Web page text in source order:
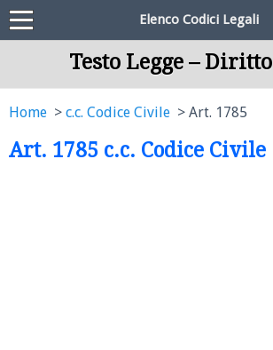
Elenco Codici Legali
Testo Legge –
Home c.c. Codice Civile Art. 1785
Art. 1785 c.c. Codice Civile